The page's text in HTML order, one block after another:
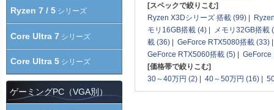
[スペックで絞りこむ]
Ryzen X3Dシリーズ 搭載 (99) |
モリ16GB搭載 (4) |
メモリ32GB搭載
載 (36) | GeForce RTX5080搭載 (33)
GeForce RTX5060搭載 (5) | GeForce
[価格帯で絞りこむ]
30～40万円 (2) | 40～50万円 (16) |
Ryzen 7 / 5 シリーズ
Core Ultra 7 シリーズ
Core Ultra 5 シリーズ
ゲーミングPC（VGA別）